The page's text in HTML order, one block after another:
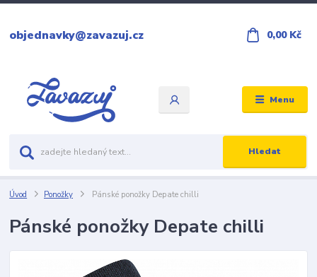
Menu
Hledat
objednavky@zavazuj.cz 0,00 Kč
Úvod Ponožky Pánské ponožky Depate chilli
Pánské ponožky Depate chilli